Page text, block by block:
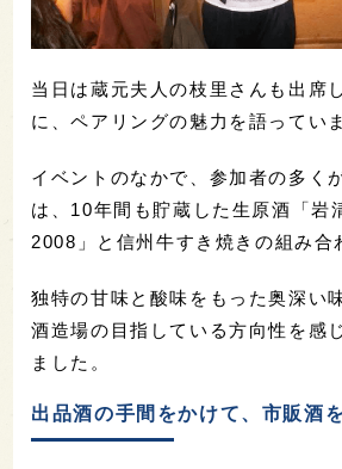
当日は蔵元夫人の枝里さんも出席
に、ペアリングの魅力を語ってい
イベントのなかで、参加者の多く
は、10年間も貯蔵した生原酒「岩
2008」と信州牛すき焼きの組み合
独特の甘味と酸味をもった奥深い
酒造場の目指している方向性を感
ました。
出品酒の手間をかけて、市販酒